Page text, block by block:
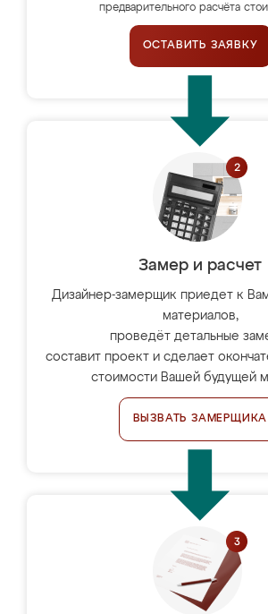
предварительного расчёта
ОСТАВИТЬ ЗАЯВКУ
Замер и расчет
Дизайнер-замерщик приедет к
материалов,
проведёт детальные
составит проект и сделает
стоимости Вашей будущей
ВЫЗВАТЬ ЗАМЕРЩИКА